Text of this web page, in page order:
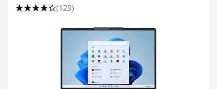
(129)